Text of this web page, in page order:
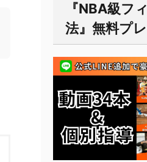
『NBA級フ
法』無料プ